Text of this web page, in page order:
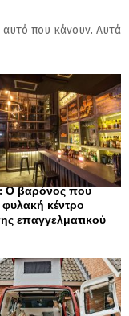
αυτό που κάνουν. Αυτά
Ο βαρόνος που
φυλακή κέντρο
επαγγελματικού